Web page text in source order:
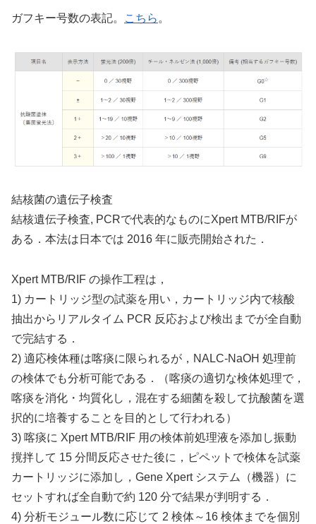
ガフキー号数の表記。 こちら 。
結核菌の遺伝子検査
結核遺伝子検査, PCRで代表的なものにXpert MTB/RIFが
ある．本法は日本では 2016 年に販売開始された．
Xpert MTB/RIF の操作工程は，
1) カートリッジ型の試薬を用い，カートリッジ内で核酸
抽出からリアルタイム PCR 反応および検出までが全自動
で完結する．
2) 適応検体種は喀痰に限られるが，NALC-NaOH 処理前
の検体でも分析可能である．（喀痰の適切な検体処理で，
喀痰を消化・均質化し，混在する細菌を殺して抗酸菌を選
択的に培養することを目的として行われる）
3) 喀痰に Xpert MTB/RIF 用の検体前処理液を添加し振動
撹拌して 15 分間反応させた後に，ピペットで検体を試薬
カートリッジに添加し，Gene Xpert システム（機器）に
セットすれば全自動で約 120 分で結果が判明する．
4) 分析モジュール数に応じて 2 検体～16 検体までを個別